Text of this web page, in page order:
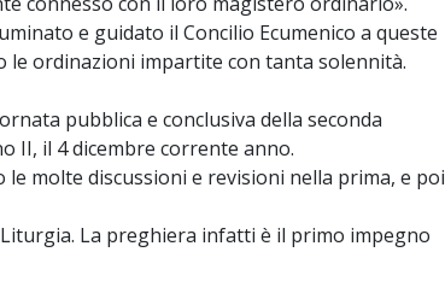
e guidato il Concilio Ecumenico a queste
le ordinazioni impartite con tanta solennità.
pubblica e conclusiva della seconda
II, il 4 dicembre corrente anno.
molte discussioni e revisioni nella prima, e poi
La preghiera infatti è il primo impegno